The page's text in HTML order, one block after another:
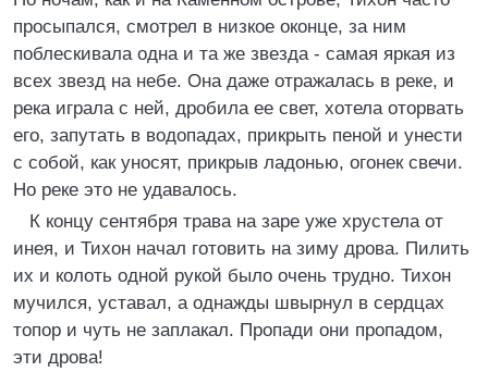
просыпался, смотрел в низкое оконце, за ним
поблескивала одна и та же звезда - самая яркая из
всех звезд на небе. Она даже отражалась в реке, и
река играла с ней, дробила ее свет, хотела оторвать
его, запутать в водопадах, прикрыть пеной и унести
с собой, как уносят, прикрыв ладонью, огонек свечи.
Но реке это не удавалось.
К концу сентября трава на заре уже хрустела от
инея, и Тихон начал готовить на зиму дрова. Пилить
их и колоть одной рукой было очень трудно. Тихон
мучился, уставал, а однажды швырнул в сердцах
топор и чуть не заплакал. Пропади они пропадом,
эти дрова!